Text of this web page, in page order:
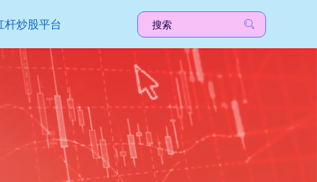
杆炒股平台